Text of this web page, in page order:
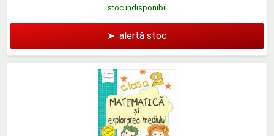
stoc indisponibil
➤ alertă stoc